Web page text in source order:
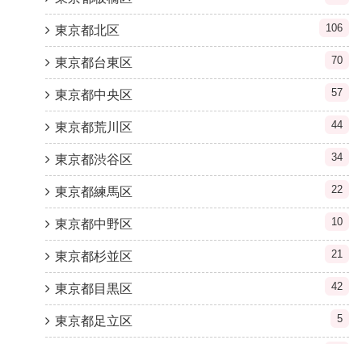
東京都北区 106
東京都台東区 70
東京都中央区 57
東京都荒川区 44
東京都渋谷区 34
東京都練馬区 22
東京都中野区 10
東京都杉並区 21
東京都目黒区 42
東京都足立区 5